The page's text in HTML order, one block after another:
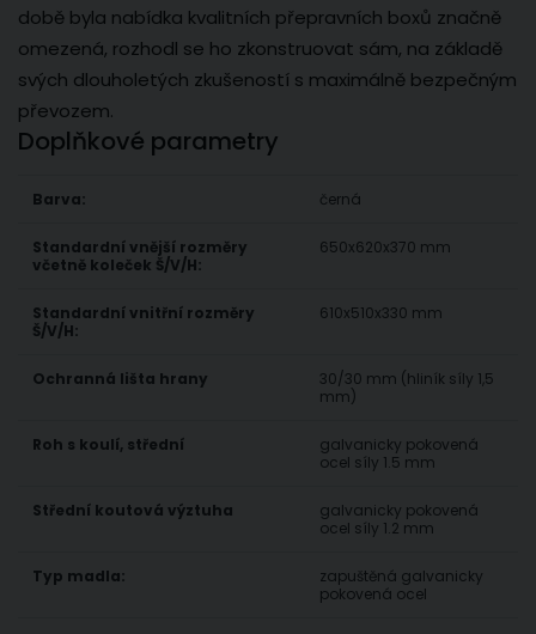
době byla nabídka kvalitních přepravních boxů značně
omezená, rozhodl se ho zkonstruovat sám, na základě
svých dlouholetých zkušeností s maximálně bezpečným
převozem.
Doplňkové parametry
Barva: černá
Standardní vnější rozměry
včetně koleček Š/V/H:
650x620x370 mm
Standardní vnitřní rozměry
Š/V/H:
610x510x330 mm
Ochranná lišta hrany
30/30 mm (hliník síly 1,5
mm)
Roh s koulí, střední
galvanicky pokovená
ocel síly 1.5 mm
Střední koutová výztuha
galvanicky pokovená
ocel síly 1.2 mm
Typ madla:
zapuštěná galvanicky
pokovená ocel